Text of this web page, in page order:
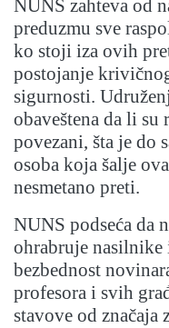
NUNS zahteva od
preduzmu sve
ko stoji iza ovih
postojanje
sigurnosti.
obaveštena da li
povezani, šta je do
osoba koja šalje
nesmetano preti.
NUNS podseća da
ohrabruje nasilnike
bezbednost
profesora i svih
stavove od značaja